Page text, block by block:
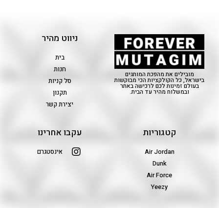
מובילים את מהפכת המותגים
בישראל, כל הקולקציות הכי מבוקשות
בעולם זמינות לכם לרכישה באתר
ובמשלוח מהיר עד הבית.
ניווט מהיר
בית
חנות
סל קניות
תקנון
יצירת קשר
קטגוריות
Air Jordan
Dunk
Air Force
Yeezy
עקבו אחרינו
אינסטגרם